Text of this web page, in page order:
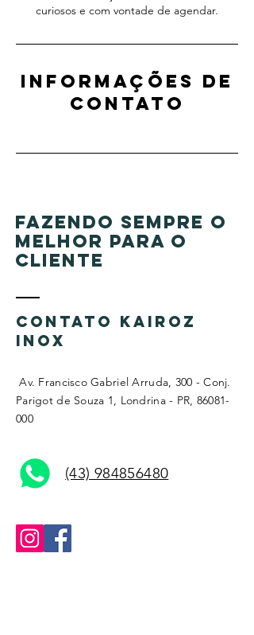
curiosos e com vontade de agendar.
Informações de
contato
CONTATO KAIROZ
INOX
Av. Francisco Gabriel Arruda, 300 - Conj.
Parigot de Souza 1, Londrina - PR, 86081-
000
(43) 984856480
FAZENDO SEMPRE O
MELHOR PARA O
CLIENTE